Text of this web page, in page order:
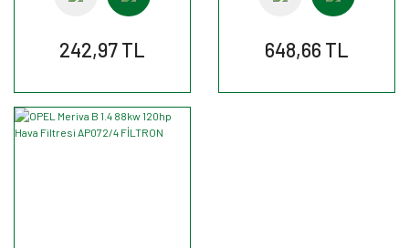
242,97 TL 648,66 TL